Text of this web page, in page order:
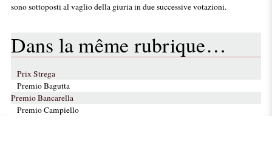
sono sottoposti al vaglio della giuria in due successive votazioni.
Dans la même rubrique…
Prix Strega
Premio Bagutta
Premio Bancarella
Premio Campiello